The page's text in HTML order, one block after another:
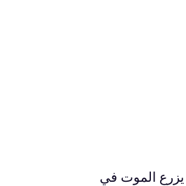
يزرع الموت في